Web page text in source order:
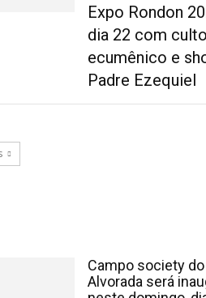
Expo Rondon
dia 22 com culto
ecumênico e
Padre Ezequiel
Campo society
Alvorada será